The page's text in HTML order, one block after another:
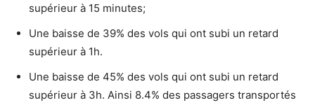
supérieur à 15 minutes;
Une baisse de 39% des vols qui ont subi un retard
supérieur à 1h.
Une baisse de 45% des vols qui ont subi un retard
supérieur à 3h. Ainsi 8.4% des passagers transportés